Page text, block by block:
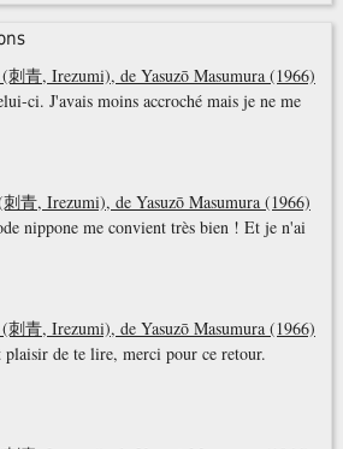
(刺青, Irezumi), de Yasuzō Masumura (1966)
ci. J'avais moins accroché mais je ne me
刺青, Irezumi), de Yasuzō Masumura (1966)
nippone me convient très bien ! Et je n'ai
(刺青, Irezumi), de Yasuzō Masumura (1966)
de te lire, merci pour ce retour.